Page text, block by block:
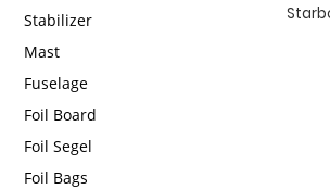
Stabilizer
Mast
Fuselage
Foil Board
Foil Segel
Foil Bags